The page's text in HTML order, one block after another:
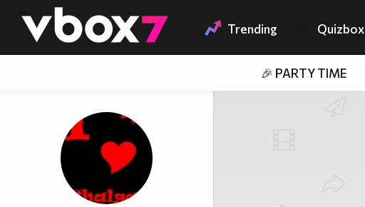
👾 Trending Quizbox
🎉 PARTY TIME